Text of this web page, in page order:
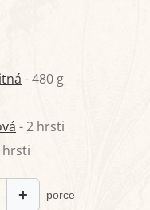
- 480 g
- 2 hrsti
hrsti
+ porce